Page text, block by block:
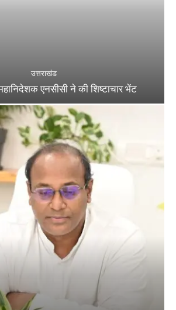
उत्तराखंड
एनसीसी ने की शिष्टाचार भेंट